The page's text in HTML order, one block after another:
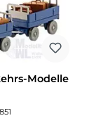
Modelle